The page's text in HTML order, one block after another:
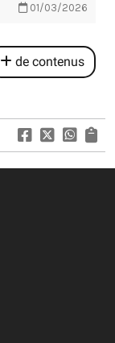
01/03/2026
de contenus